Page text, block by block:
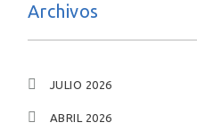
Archivos
JULIO 2026
ABRIL 2026